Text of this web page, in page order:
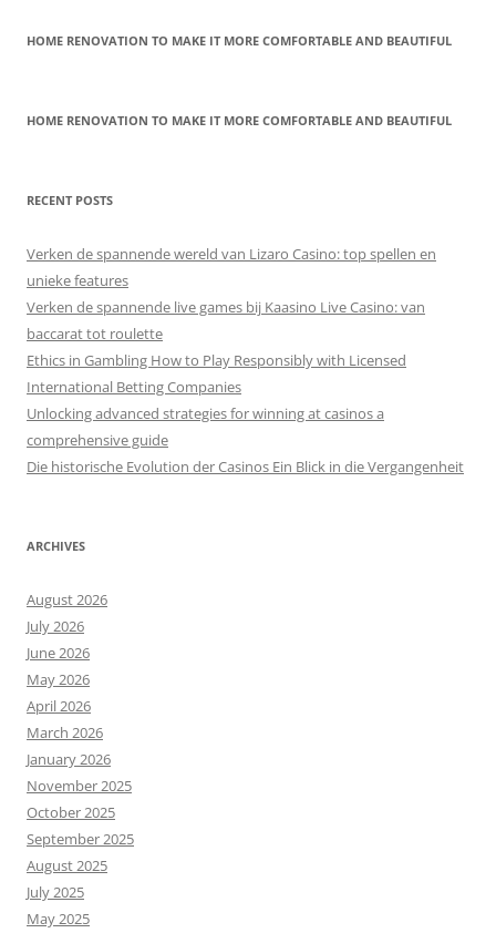
HOME RENOVATION TO MAKE IT MORE COMFORTABLE AND BEAUTIFUL
HOME RENOVATION TO MAKE IT MORE COMFORTABLE AND BEAUTIFUL
RECENT POSTS
Verken de spannende wereld van Lizaro Casino: top spellen en
unieke features
Verken de spannende live games bij Kaasino Live Casino: van
baccarat tot roulette
Ethics in Gambling How to Play Responsibly with Licensed
International Betting Companies
Unlocking advanced strategies for winning at casinos a
comprehensive guide
Die historische Evolution der Casinos Ein Blick in die Vergangenheit
ARCHIVES
August 2026
July 2026
June 2026
May 2026
April 2026
March 2026
January 2026
November 2025
October 2025
September 2025
August 2025
July 2025
May 2025